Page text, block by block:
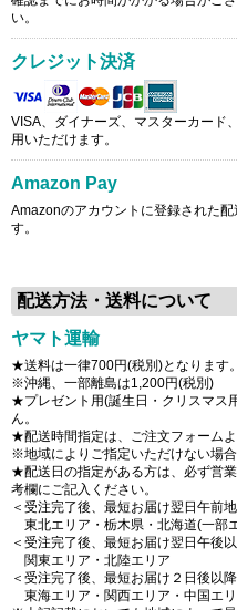
い。
クレジット決済
VISA、ダイナーズ、マスターカード
用いただけます。
Amazon Pay
Amazonのアカウントに登録された
す。
配送方法・送料について
ヤマト運輸
★送料は一律700円(税別)となります。
※沖縄、一部離島は1,200円(税別)
★プレゼント用(誕生日・クリスマス
ん。
★配送時間指定は、ご注文フォームよ
※地域によりご指定いただけない場合
★配送日の指定がある方は、必ず営
考欄にご記入ください。
＜受注完了後、最短お届け翌日午前
東北エリア・栃木県・北海道(一部
＜受注完了後、最短お届け翌日午後
関東エリア・北陸エリア
＜受注完了後、最短お届け２日後以
東海エリア・関西エリア・中国エ